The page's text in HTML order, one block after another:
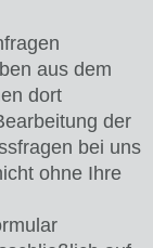
aus dem
dort
der
bei uns
ohne Ihre